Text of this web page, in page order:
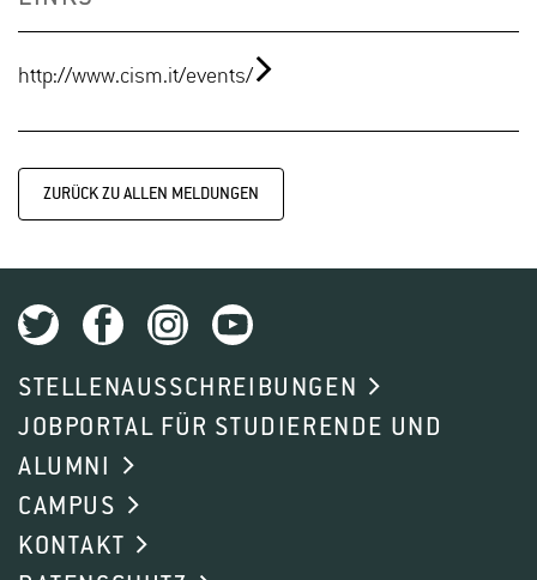
http://www.cism.it/events/
ZURÜCK ZU ALLEN MELDUNGEN
STELLENAUSSCHREIBUNGEN
JOBPORTAL FÜR STUDIERENDE UND
ALUMNI
CAMPUS
KONTAKT